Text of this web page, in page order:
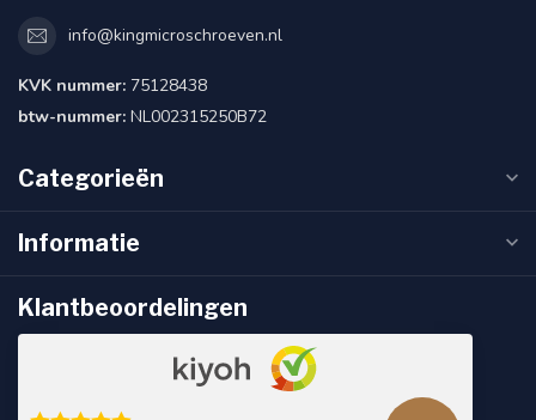
info@kingmicroschroeven.nl
KVK nummer: 75128438
btw-nummer: NL002315250B72
Categorieën
Informatie
Klantbeoordelingen